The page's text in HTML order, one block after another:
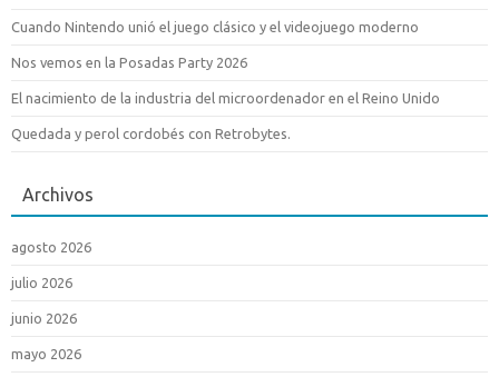
Cuando Nintendo unió el juego clásico y el videojuego moderno
Nos vemos en la Posadas Party 2026
El nacimiento de la industria del microordenador en el Reino Unido
Quedada y perol cordobés con Retrobytes.
Archivos
agosto 2026
julio 2026
junio 2026
mayo 2026